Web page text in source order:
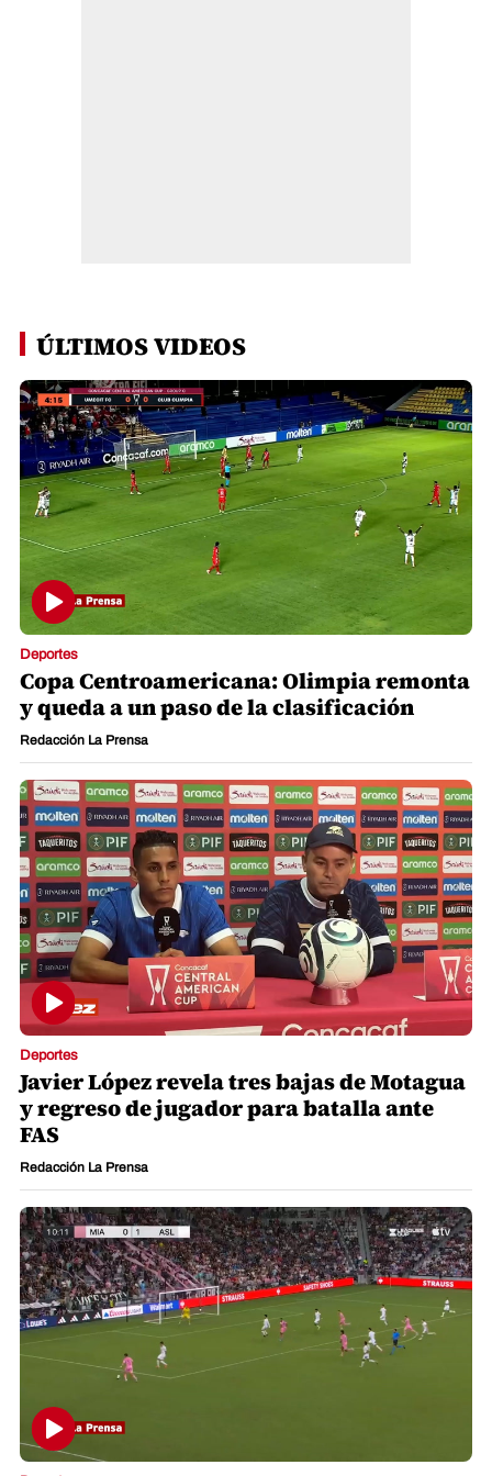
ÚLTIMOS VIDEOS
Deportes
Copa Centroamericana: Olimpia remonta
y queda a un paso de la clasificación
Redacción La Prensa
Deportes
Javier López revela tres bajas de Motagua
y regreso de jugador para batalla ante
FAS
Redacción La Prensa